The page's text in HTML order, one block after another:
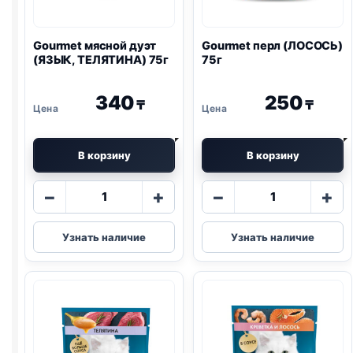
Gourmet мясной дуэт
(ЯЗЫК, ТЕЛЯТИНА) 75г
340₸
В корзину
−
Количество
Gourmet
мясной
дуэт
75г
+
Узнать наличие
Gourmet перл (ЛОСОСЬ)
75г
250₸
В корзину
−
Количество
Gourmet
перл
(ЛОСОСЬ)
+
Узнать наличие